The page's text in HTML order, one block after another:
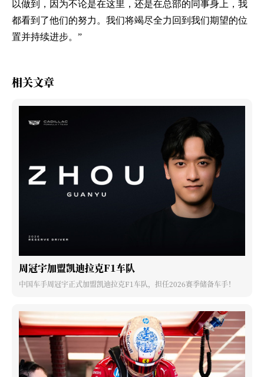
以做到，因为不论是在这里，还是在总部的同事身上，我
都看到了他们的努力。我们将竭尽全力回到我们期望的位
置并持续进步。”
相关文章
周冠宇加盟凯迪拉克F1车队
中国车手周冠宇正式加盟凯迪拉克F1车队，担任2026赛季储备车手！